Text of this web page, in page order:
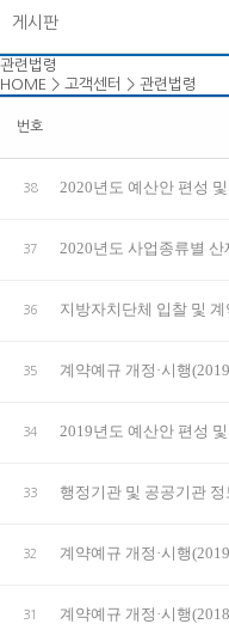
게시판
관련법령
HOME > 고객센터 > 관련법령
번호
38 2020년도 예산안 편성
37 2020년도 사업종류별
36 지방자치단체 입찰 및
35 계약예규 개정·시행
34 2019년도 예산안 편성
33 행정기관 및 공공기관
32 계약예규 개정·시행
31 계약예규 개정·시행